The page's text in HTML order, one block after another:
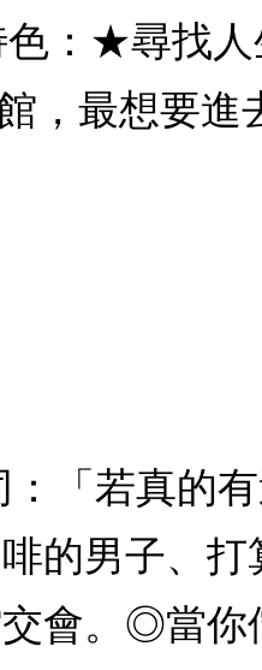
色：★尋找人
，最想要進
「若真的
的男子、打
會。◎當你